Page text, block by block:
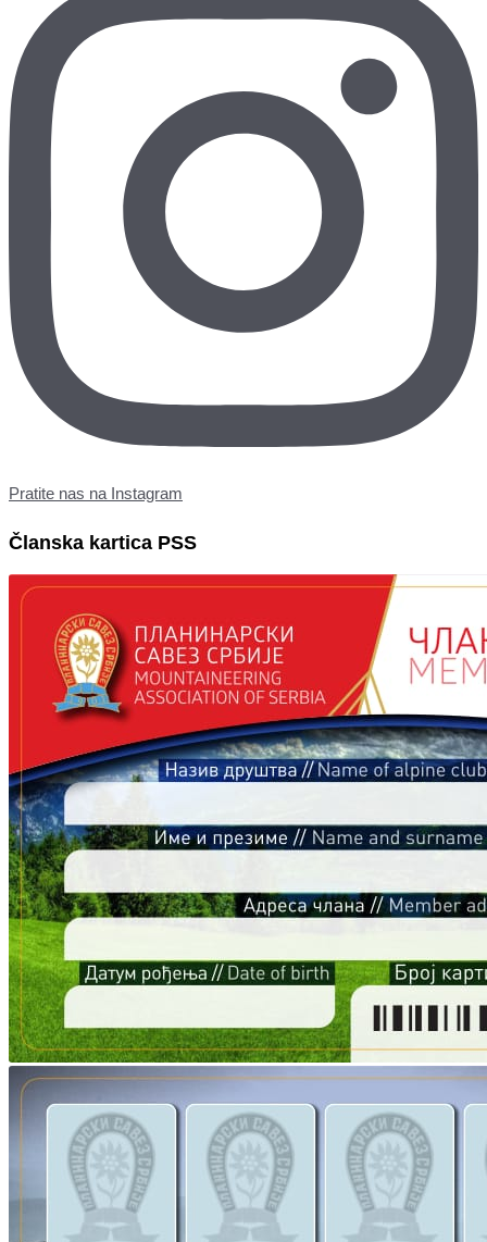
Pratite nas na Instagram
Članska kartica PSS